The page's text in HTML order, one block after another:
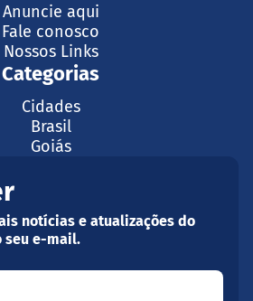
Anuncie aqui
Fale conosco
Nossos Links
Categorias
Cidades
Brasil
Goiás
notícias e atualizações do
seu e-mail.